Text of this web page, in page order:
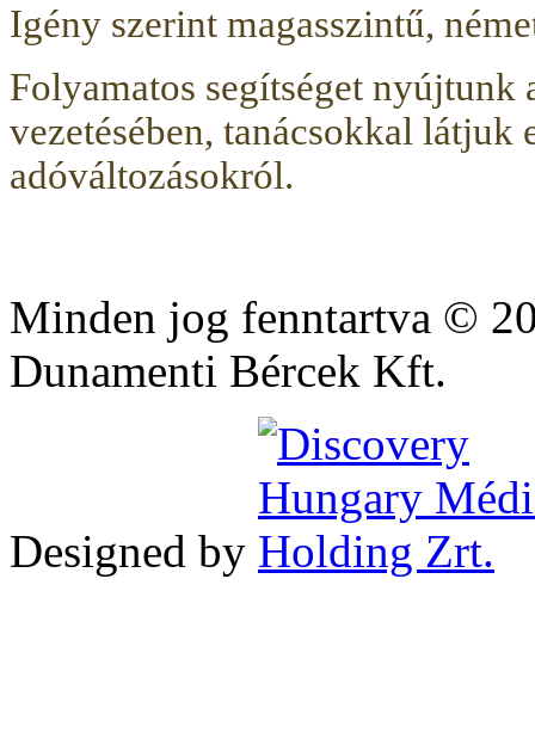
Igény szerint magasszintű,
Folyamatos segítséget
vezetésében, tanácsokkal
adóváltozásokról.
Minden jog fenntartva ©
Dunamenti Bércek Kft.
Designed by